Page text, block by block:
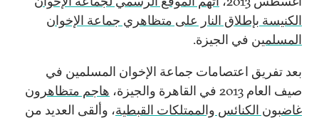
الكنيسة بإطلاق النار على متظاهري جماعة الإخوان
المسلمين في الجيزة.
بعد تفريق اعتصامات جماعة الإخوان المسلمين في
صيف العام 2013 في القاهرة والجيزة،
هاجم متظاهرون
غاضبون الكنائس والممتلكات القبطية، وألقى العديد من